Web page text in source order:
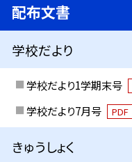
配布文書
学校だより
学校だより1学期末号
学校だより7月号
PDF
きゅうしょく